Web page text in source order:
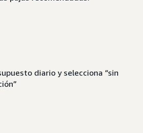
diario y selecciona “sin